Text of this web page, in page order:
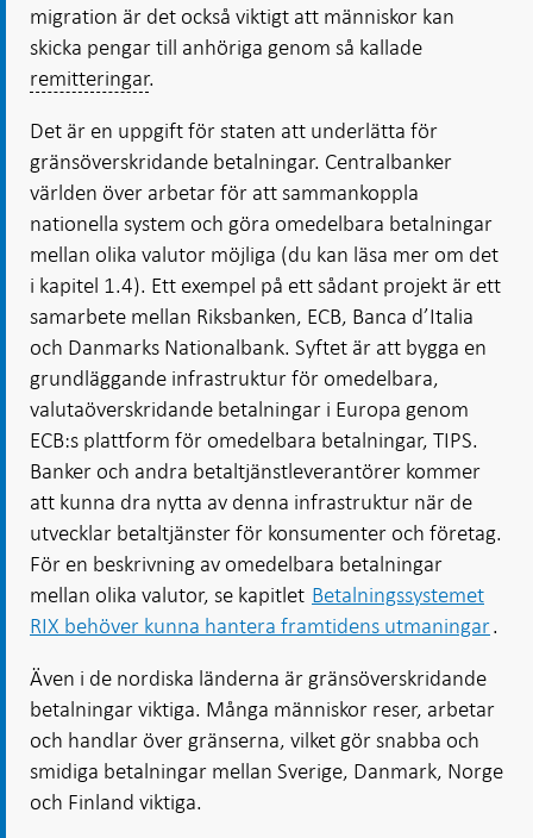
migration är det också viktigt att människor kan
skicka pengar till anhöriga genom så kallade
remitteringar.
Det är en uppgift för staten att underlätta för
gränsöverskridande betalningar. Centralbanker
världen över arbetar för att sammankoppla
nationella system och göra omedelbara betalningar
mellan olika valutor möjliga (du kan läsa mer om det
i kapitel 1.4). Ett exempel på ett sådant projekt är ett
samarbete mellan Riksbanken, ECB, Banca d’Italia
och Danmarks Nationalbank. Syftet är att bygga en
grundläggande infrastruktur för omedelbara,
valutaöverskridande betalningar i Europa genom
ECB:s plattform för omedelbara betalningar, TIPS.
Banker och andra betaltjänstleverantörer kommer
att kunna dra nytta av denna infrastruktur när de
utvecklar betaltjänster för konsumenter och företag.
För en beskrivning av omedelbara betalningar
mellan olika valutor, se kapitlet Betalningssystemet
RIX behöver kunna hantera framtidens utmaningar.
Även i de nordiska länderna är gränsöverskridande
betalningar viktiga. Många människor reser, arbetar
och handlar över gränserna, vilket gör snabba och
smidiga betalningar mellan Sverige, Danmark, Norge
och Finland viktiga.